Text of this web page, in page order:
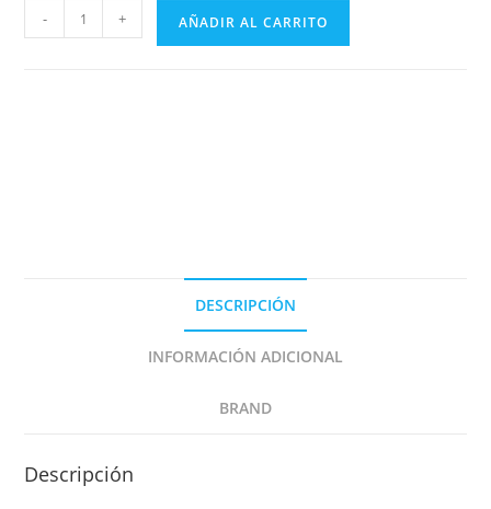
RENAULT
5
- + AÑADIR AL CARRITO
DESCRIPCIÓN
INFORMACIÓN ADICIONAL
BRAND
Descripción